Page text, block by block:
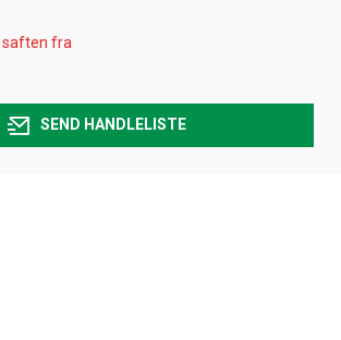
saften fra
SEND HANDLELISTE